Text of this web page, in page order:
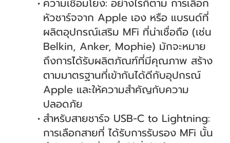
ความเชื่อมโยง: อย่างไรก็ตาม การเลือก
หัวชาร์จจาก Apple เอง หรือ แบรนด์ที่
ผลิตอุปกรณ์เสริม MFi ที่น่าเชื่อถือ (เช่น
Belkin, Anker, Mophie) มักจะหมาย
ถึงการได้รับผลิตภัณฑ์ที่มีคุณภาพ สร้าง
ตามมาตรฐานที่เข้ากันได้ดีกับอุปกรณ์
Apple และให้ความสำคัญกับความ
ปลอดภัย
สำหรับสายชาร์จ USB-C to Lightning:
การเลือกสายที่ ได้รับการรับรอง MFi นั้น